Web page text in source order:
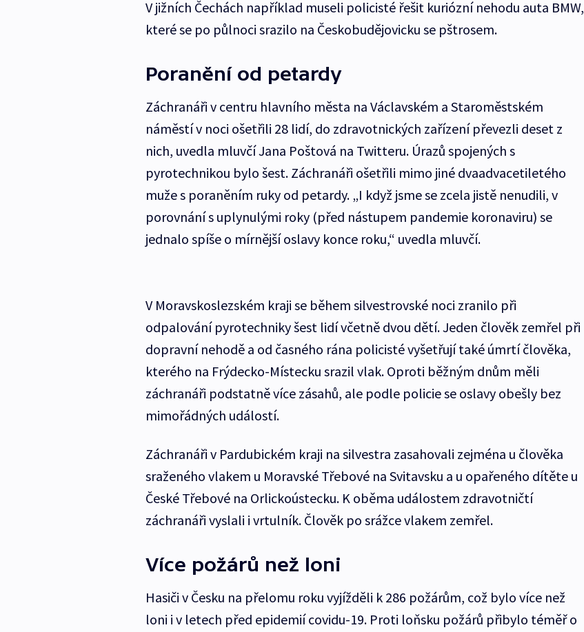
V jižních Čechách například museli policisté řešit kuriózní nehodu auta BMW,
které se po půlnoci srazilo na Českobudějovicku se pštrosem.
Poranění od petardy
Záchranáři v centru hlavního města na Václavském a Staroměstském
náměstí v noci ošetřili 28 lidí, do zdravotnických zařízení převezli deset z
nich, uvedla mluvčí Jana Poštová na Twitteru. Úrazů spojených s
pyrotechnikou bylo šest. Záchranáři ošetřili mimo jiné dvaadvacetiletého
muže s poraněním ruky od petardy. „I když jsme se zcela jistě nenudili, v
porovnání s uplynulými roky (před nástupem pandemie koronaviru) se
jednalo spíše o mírnější oslavy konce roku,“ uvedla mluvčí.
V Moravskoslezském kraji se během silvestrovské noci zranilo při
odpalování pyrotechniky šest lidí včetně dvou dětí. Jeden člověk zemřel při
dopravní nehodě a od časného rána policisté vyšetřují také úmrtí člověka,
kterého na Frýdecko-Místecku srazil vlak. Oproti běžným dnům měli
záchranáři podstatně více zásahů, ale podle policie se oslavy obešly bez
mimořádných událostí.
Záchranáři v Pardubickém kraji na silvestra zasahovali zejména u člověka
sraženého vlakem u Moravské Třebové na Svitavsku a u opařeného dítěte u
České Třebové na Orlickoústecku. K oběma událostem zdravotničtí
záchranáři vyslali i vrtulník. Člověk po srážce vlakem zemřel.
Více požárů než loni
Hasiči v Česku na přelomu roku vyjížděli k 286 požárům, což bylo více než
loni i v letech před epidemií covidu-19. Proti loňsku požárů přibylo téměř o